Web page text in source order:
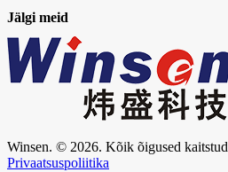
Jälgi meid
Winsen. © 2026. Kõik õigused kaitstud
Privaatsuspoliitika